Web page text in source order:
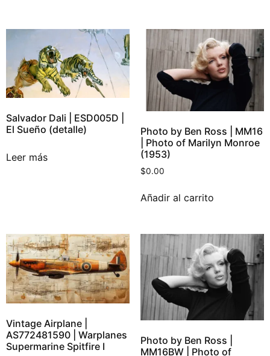
Salvador Dali | ESD005D |
El Sueño (detalle)
Leer más
Photo by Ben Ross | MM16
| Photo of Marilyn Monroe
(1953)
$0.00
Añadir al carrito
Vintage Airplane |
AS772481590 | Warplanes
Supermarine Spitfire I
Photo by Ben Ross |
MM16BW | Photo of